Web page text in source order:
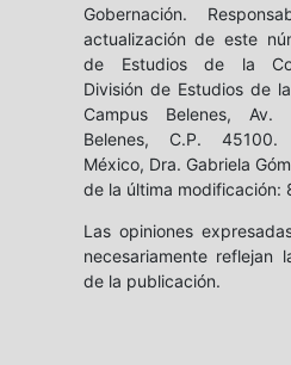
Gobernación.
actualización de este
de Estudios de la
División de Estudios de
Campus Belenes, Av.
Belenes, C.P. 45100.
México, Dra. Gabriela
de la última modificación:
Las opiniones
necesariamente reflejan
de la publicación.